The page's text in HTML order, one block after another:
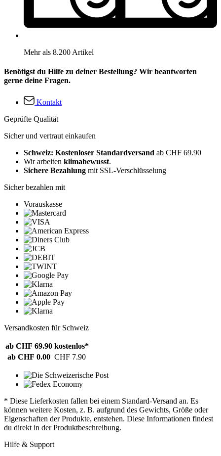
Mehr als 8.200 Artikel
Benötigst du Hilfe zu deiner Bestellung? Wir beantworten
gerne deine Fragen.
Kontakt
Geprüfte Qualität
Sicher und vertraut einkaufen
Schweiz: Kostenloser Standardversand ab CHF 69.90
Wir arbeiten klimabewusst.
Sichere Bezahlung mit SSL-Verschlüsselung
Sicher bezahlen mit
Vorauskasse
Versandkosten für Schweiz
ab CHF 69.90 kostenlos*
ab CHF 0.00 CHF 7.90
* Diese Lieferkosten fallen bei einem Standard-Versand an. Es
können weitere Kosten, z. B. aufgrund des Gewichts, Größe oder
Eigenschaften der Produkte, entstehen. Diese Informationen findest
du direkt in der Produktbeschreibung.
Hilfe & Support